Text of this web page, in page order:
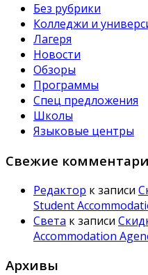
Без рубрики
Колледжи и
Лагеря
Новости
Обзоры
Программы
Спец предложения
Школы
Языковые центры
Свежие
Редактор к записи
Student
Света к записи
Accommodation
Архивы